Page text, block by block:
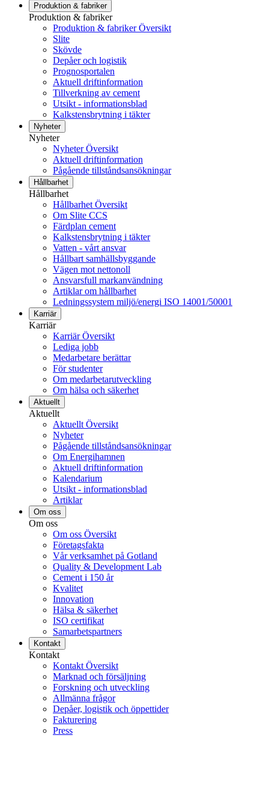
Produktion & fabriker
Produktion & fabriker
Produktion & fabriker Översikt
Slite
Skövde
Depåer och logistik
Prognosportalen
Aktuell driftinformation
Tillverkning av cement
Utsikt - informationsblad
Kalkstensbrytning i täkter
Nyheter
Nyheter
Nyheter Översikt
Aktuell driftinformation
Pågående tillståndsansökningar
Hållbarhet
Hållbarhet
Hållbarhet Översikt
Om Slite CCS
Färdplan cement
Kalkstensbrytning i täkter
Vatten - vårt ansvar
Hållbart samhällsbyggande
Vägen mot nettonoll
Ansvarsfull markanvändning
Artiklar om hållbarhet
Ledningssystem miljö/energi ISO 14001/50001
Karriär
Karriär
Karriär Översikt
Lediga jobb
Medarbetare berättar
För studenter
Om medarbetarutveckling
Om hälsa och säkerhet
Aktuellt
Aktuellt
Aktuellt Översikt
Nyheter
Pågående tillståndsansökningar
Om Energihamnen
Aktuell driftinformation
Kalendarium
Utsikt - informationsblad
Artiklar
Om oss
Om oss
Om oss Översikt
Företagsfakta
Vår verksamhet på Gotland
Quality & Development Lab
Cement i 150 år
Kvalitet
Innovation
Hälsa & säkerhet
ISO certifikat
Samarbetspartners
Kontakt
Kontakt
Kontakt Översikt
Marknad och försäljning
Forskning och utveckling
Allmänna frågor
Depåer, logistik och öppettider
Fakturering
Press